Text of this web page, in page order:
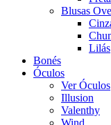
Blusas
Lilás
Bonés
Óculos
Ver Óculos
Illusion
Valenthy
Wind